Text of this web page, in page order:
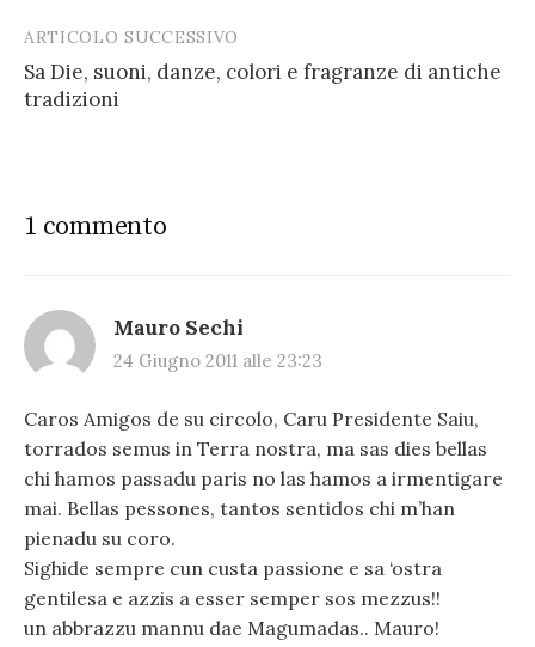
ARTICOLO SUCCESSIVO
Sa Die, suoni, danze, colori e fragranze di antiche
tradizioni
1 commento
Mauro Sechi
24 Giugno 2011 alle 23:23
Caros Amigos de su circolo, Caru Presidente Saiu,
torrados semus in Terra nostra, ma sas dies bellas
chi hamos passadu paris no las hamos a irmentigare
mai. Bellas pessones, tantos sentidos chi m’han
pienadu su coro.
Sighide sempre cun custa passione e sa ‘ostra
gentilesa e azzis a esser semper sos mezzus!!
un abbrazzu mannu dae Magumadas.. Mauro!